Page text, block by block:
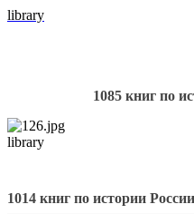
library
1085 книг по
library
1014 книг по истории